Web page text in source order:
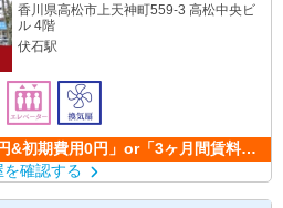
香川県高松市上天神町559-3 高松中央ビ
ル 4階
伏石駅
を確認する